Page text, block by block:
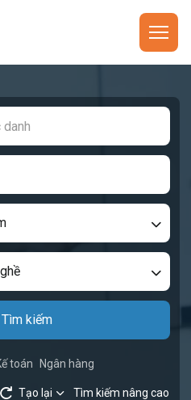
Tìm kiếm
toán Ngân hàng
Tạo lại Tìm kiếm nâng cao